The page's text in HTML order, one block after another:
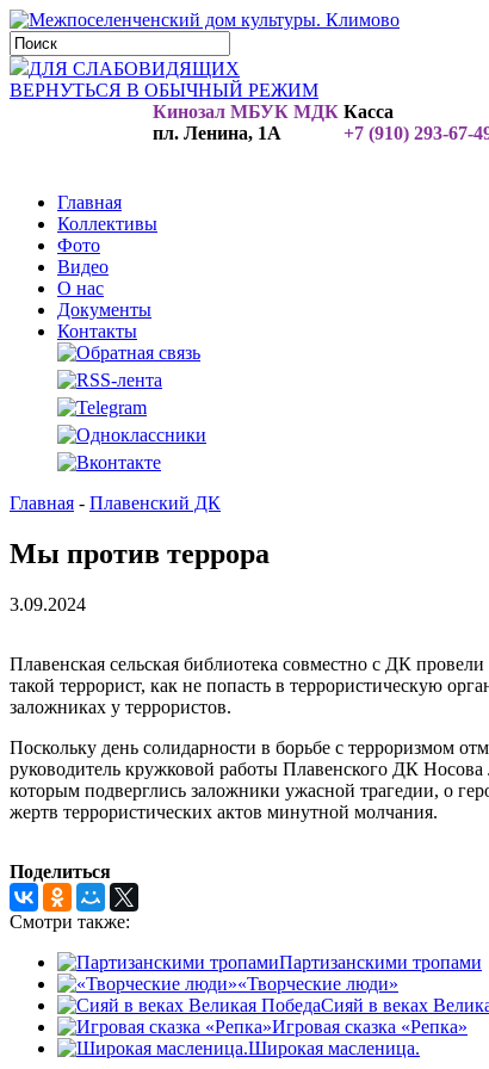
ДЛЯ СЛАБОВИДЯЩИХ
ВЕРНУТЬСЯ В ОБЫЧНЫЙ РЕЖИМ
Кинозал МБУК МДК
пл. Ленина, 1А
Касса
+7 (910) 293-67-
Главная
Коллективы
Фото
Видео
О нас
Документы
Контакты
Главная - Плавенский ДК
Мы против террора
3.09.2024
Плавенская сельская библиотека совместно с ДК
такой террорист, как не попасть в террористическую
заложниках у террористов.
Поскольку день солидарности в борьбе с терроризмом
руководитель кружковой работы Плавенского ДК
которым подверглись заложники ужасной трагедии, о
жертв террористических актов минутной молчания.
Поделиться
Смотри также:
Партизанскими тропами
«Творческие люди»
Сияй в веках
Игровая сказка «Репка»
Широкая масленица.